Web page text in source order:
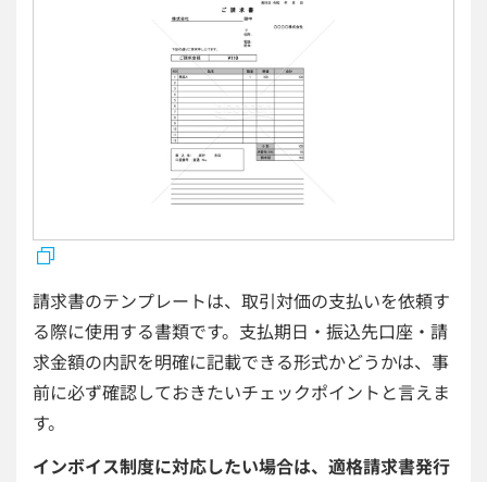
請求書のテンプレートは、取引対価の支払いを依頼す
る際に使用する書類です。支払期日・振込先口座・請
求金額の内訳を明確に記載できる形式かどうかは、事
前に必ず確認しておきたいチェックポイントと言えま
す。
インボイス制度に対応したい場合は、適格請求書発行